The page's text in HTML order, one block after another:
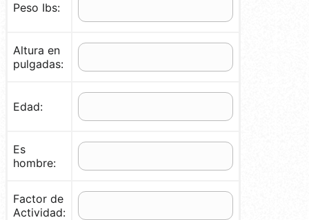
Peso Ibs:
Altura en
pulgadas:
Edad:
Es
hombre:
Factor de
Actividad: